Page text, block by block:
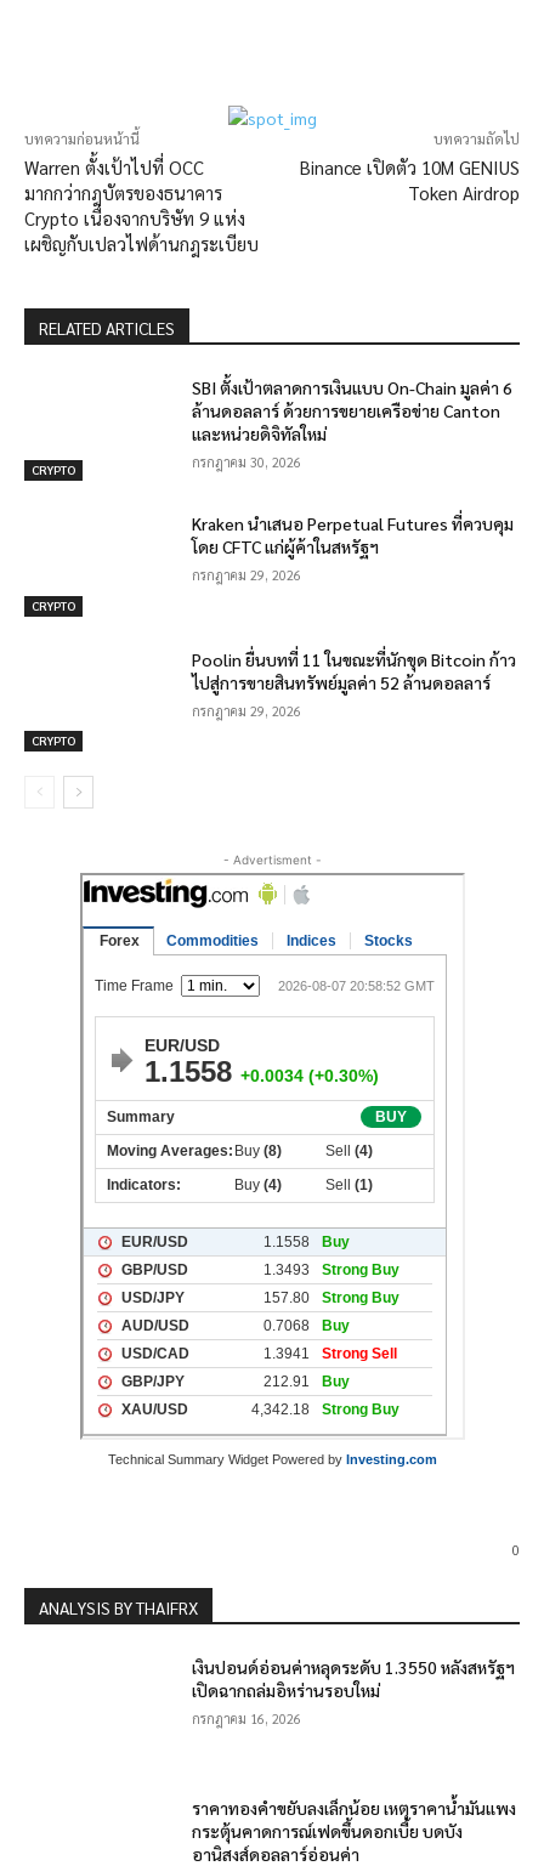
บทความก่อนหน้านี้
Warren ตั้งเป้าไปที่ OCC
มากกว่ากฎบัตรของธนาคาร
Crypto เนื่องจากบริษัท 9 แห่ง
เผชิญกับเปลวไฟด้านกฎระเบียบ
บทความถัดไป
Binance เปิดตัว 10M GENIUS
Token Airdrop
RELATED ARTICLES
CRYPTO
SBI ตั้งเป้าตลาดการเงินแบบ On-Chain มูลค่า 6
ล้านดอลลาร์ ด้วยการขยายเครือข่าย Canton
และหน่วยดิจิทัลใหม่
กรกฎาคม 30, 2026
CRYPTO
Kraken นำเสนอ Perpetual Futures ที่ควบคุม
โดย CFTC แก่ผู้ค้าในสหรัฐฯ
กรกฎาคม 29, 2026
CRYPTO
Poolin ยื่นบทที่ 11 ในขณะที่นักขุด Bitcoin ก้าว
ไปสู่การขายสินทรัพย์มูลค่า 52 ล้านดอลลาร์
กรกฎาคม 29, 2026
- Advertisment -
Technical Summary Widget Powered by Investing.com
0
ANALYSIS BY THAIFRX
เงินปอนด์อ่อนค่าหลุดระดับ 1.3550 หลังสหรัฐฯ
เปิดฉากถล่มอิหร่านรอบใหม่
กรกฎาคม 16, 2026
ราคาทองคำขยับลงเล็กน้อย เหตุราคาน้ำมันแพง
กระตุ้นคาดการณ์เฟดขึ้นดอกเบี้ย บดบัง
อานิสงส์ดอลลาร์อ่อนค่า